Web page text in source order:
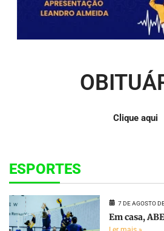
Clique aqui
ESPORTES
7 DE AGOSTO
Em casa,